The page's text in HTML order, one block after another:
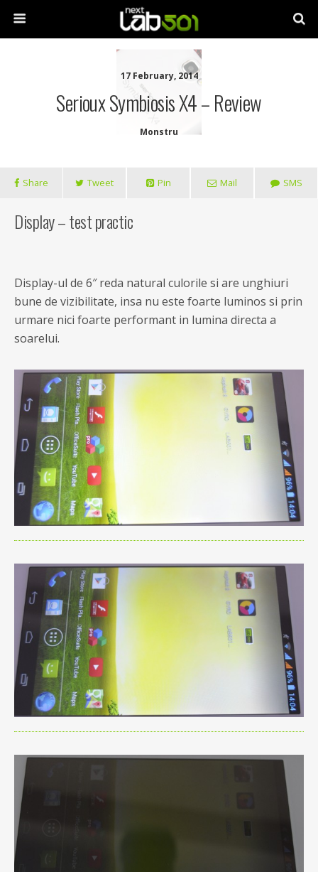
17 February, 2014
Serioux Symbiosis X4 – Review
Monstru
Share Tweet Pin Mail SMS
Display – test practic
Display-ul de 6″ reda natural culorile si are unghiuri
bune de vizibilitate, insa nu este foarte luminos si prin
urmare nici foarte performant in lumina directa a
soarelui.